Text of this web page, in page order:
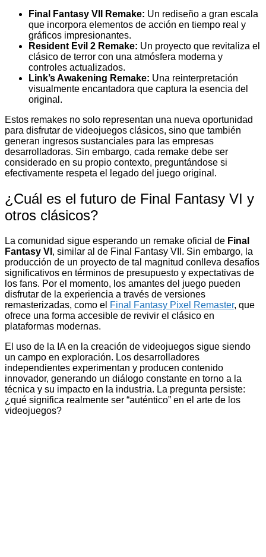
Final Fantasy VII Remake: Un rediseño a gran escala
que incorpora elementos de acción en tiempo real y
gráficos impresionantes.
Resident Evil 2 Remake: Un proyecto que revitaliza el
clásico de terror con una atmósfera moderna y
controles actualizados.
Link’s Awakening Remake: Una reinterpretación
visualmente encantadora que captura la esencia del
original.
Estos remakes no solo representan una nueva oportunidad
para disfrutar de videojuegos clásicos, sino que también
generan ingresos sustanciales para las empresas
desarrolladoras. Sin embargo, cada remake debe ser
considerado en su propio contexto, preguntándose si
efectivamente respeta el legado del juego original.
¿Cuál es el futuro de Final Fantasy VI y
otros clásicos?
La comunidad sigue esperando un remake oficial de Final
Fantasy VI , similar al de Final Fantasy VII. Sin embargo, la
producción de un proyecto de tal magnitud conlleva desafíos
significativos en términos de presupuesto y expectativas de
los fans. Por el momento, los amantes del juego pueden
disfrutar de la experiencia a través de versiones
remasterizadas, como el Final Fantasy Pixel Remaster, que
ofrece una forma accesible de revivir el clásico en
plataformas modernas.
El uso de la IA en la creación de videojuegos sigue siendo
un campo en exploración. Los desarrolladores
independientes experimentan y producen contenido
innovador, generando un diálogo constante en torno a la
técnica y su impacto en la industria. La pregunta persiste:
¿qué significa realmente ser “auténtico” en el arte de los
videojuegos?